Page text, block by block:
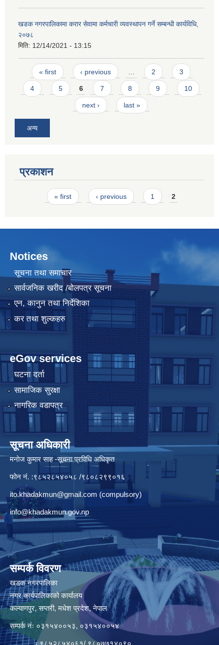
खडक नगरपालिकामा करार सेवामा कर्मचारी व्यवस्थापन गर्ने सम्बन्धी कार्यविधि,
२०७८
मिति: 12/14/2021 - 13:15
Pages
« first ‹ previous … 2 3
4 5 6 7 8 9 10
next › last »
अन्य
प्रकाशन
Pages« first ‹ previous 1 2
Notices
सूचना तथा समाचार
सार्वजनिक खरीद /बोलपत्र सूचना
एन, कानुन तथा निर्देशिका
कर तथा शुल्कहरु
eGov services
घटना दर्ता
सामाजिक सुरक्षा
नागरिक वडापत्र
सूचना अधिकारी
मनाेज कुमार साह -सूचना प्रविधि अधिकृत
फोन नं. :९८५२८५४०५८ /९८०८२९९०१६
ito.khadakmun@gmail.com (compulsory)
info@khadakmun.gov.np
सम्पर्क विवरण
खडक नगरपालिका
नगर कार्यपालिकाको कार्यालय
कल्याणपुर, सप्तरी, मधेश प्रदेश, नेपाल
सम्पर्क नंः ०३१५४००५३, ०३१५४००५४
ः ९८५२८५४०६१/ ९८०७७१४०९०